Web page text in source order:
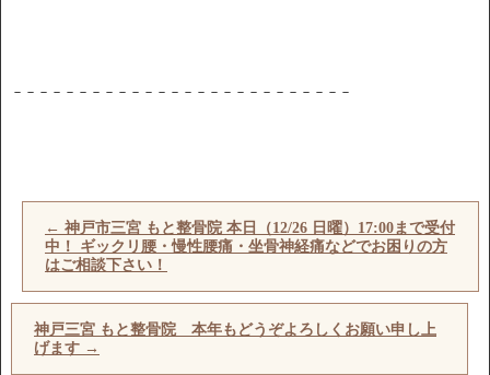
－－－－－－－－－－－－－－－－－－－－－－－－－－
← 神戸市三宮 もと整骨院 本日（12/26 日曜）17:00まで受付
中！ ギックリ腰・慢性腰痛・坐骨神経痛などでお困りの方
はご相談下さい！
神戸三宮 もと整骨院 本年もどうぞよろしくお願い申し上
げます →